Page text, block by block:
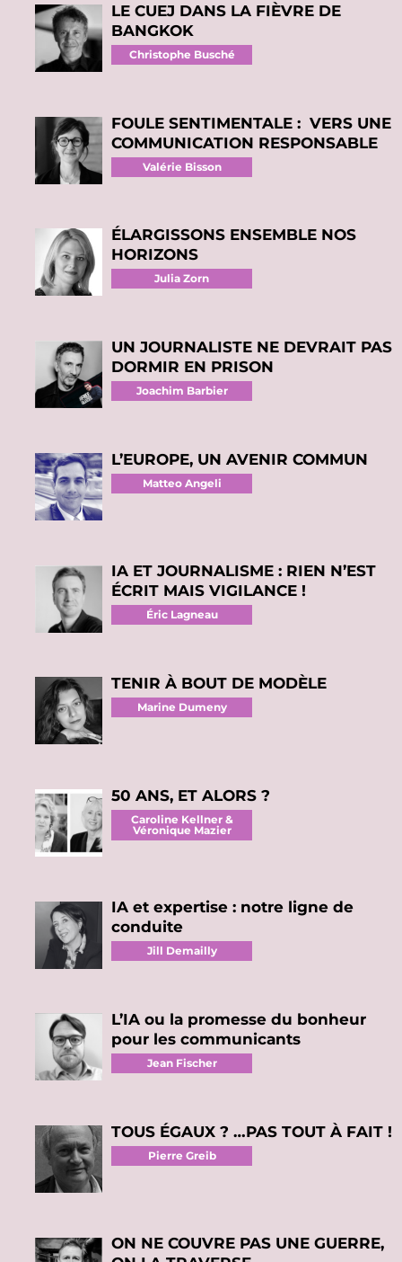
LE CUEJ DANS LA FIÈVRE DE
BANGKOK
Christophe Busché
FOULE SENTIMENTALE : VERS UNE
COMMUNICATION RESPONSABLE
Valérie Bisson
ÉLARGISSONS ENSEMBLE NOS
HORIZONS
Julia Zorn
UN JOURNALISTE NE DEVRAIT PAS
DORMIR EN PRISON
Joachim Barbier
L’EUROPE, UN AVENIR COMMUN
Matteo Angeli
IA ET JOURNALISME : RIEN N’EST
ÉCRIT MAIS VIGILANCE !
Éric Lagneau
TENIR À BOUT DE MODÈLE
Marine Dumeny
50 ANS, ET ALORS ?
Caroline Kellner &
Véronique Mazier
IA et expertise : notre ligne de
conduite
Jill Demailly
L’IA ou la promesse du bonheur
pour les communicants
Jean Fischer
TOUS ÉGAUX ? …PAS TOUT À FAIT !
Pierre Greib
ON NE COUVRE PAS UNE GUERRE,